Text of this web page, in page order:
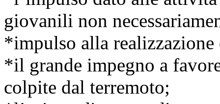
giovanili non
*impulso alla
*il grande impegno a
colpite dal terremoto;